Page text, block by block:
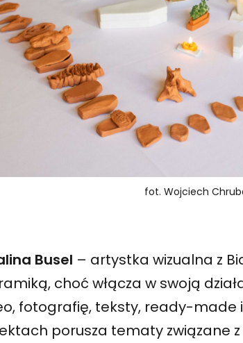
fot. Wojciech
Busel – artystka wizualna z
choć włącza w swoją
fotografię, teksty, ready-made
porusza tematy związane